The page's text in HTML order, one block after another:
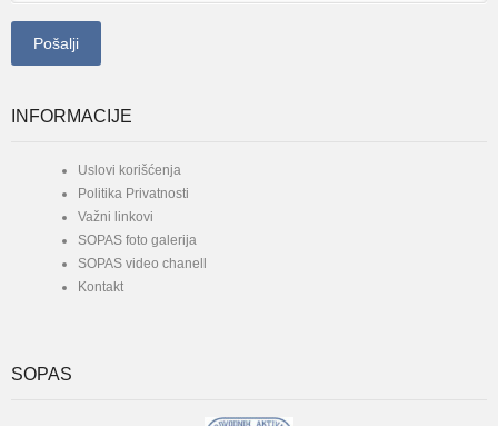
INFORMACIJE
Uslovi korišćenja
Politika Privatnosti
Važni linkovi
SOPAS foto galerija
SOPAS video chanell
Kontakt
SOPAS